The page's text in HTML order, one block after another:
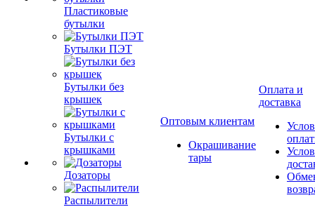
Пластиковые
бутылки
Бутылки ПЭТ
Бутылки без
крышек
Бутылки с
крышками
Дозаторы
Распылители
Оптовым клиентам
Окрашивание
тары
Оплата и
доставка